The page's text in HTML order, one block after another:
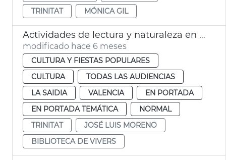
TRINITAT
MÓNICA GIL
Actividades de lectura y naturaleza en la Biblioteca de Viveros València
modificado hace 6 meses
CULTURA Y FIESTAS POPULARES
CULTURA
TODAS LAS AUDIENCIAS
LA SAIDIA
VALENCIA
EN PORTADA
EN PORTADA TEMÁTICA
NORMAL
TRINITAT
JOSÉ LUIS MORENO
BIBLIOTECA DE VIVERS